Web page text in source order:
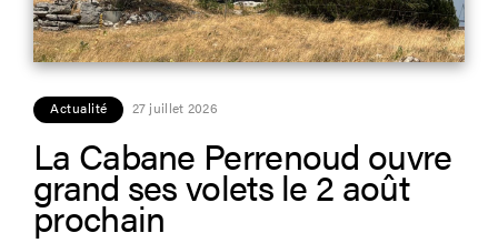
Actualité 27 juillet 2026
La Cabane Perrenoud ouvre
grand ses volets le 2 août
prochain